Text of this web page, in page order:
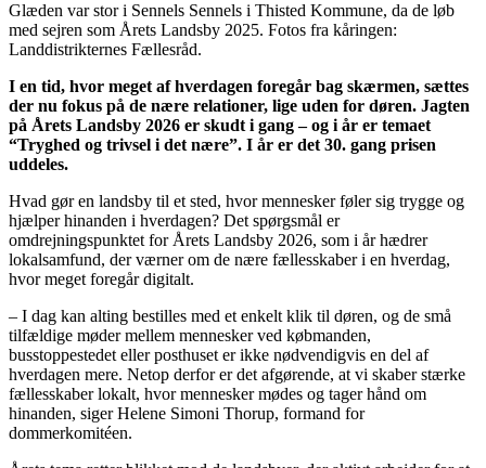
Glæden var stor i Sennels Sennels i Thisted Kommune, da de løb
med sejren som Årets Landsby 2025. Fotos fra kåringen:
Landdistrikternes Fællesråd.
I en tid, hvor meget af hverdagen foregår bag skærmen, sættes
der nu fokus på de nære relationer, lige uden for døren. Jagten
på Årets Landsby 2026 er skudt i gang – og i år er temaet
“Tryghed og trivsel i det nære”. I år er det 30. gang prisen
uddeles.
Hvad gør en landsby til et sted, hvor mennesker føler sig trygge og
hjælper hinanden i hverdagen? Det spørgsmål er
omdrejningspunktet for Årets Landsby 2026, som i år hædrer
lokalsamfund, der værner om de nære fællesskaber i en hverdag,
hvor meget foregår digitalt.
– I dag kan alting bestilles med et enkelt klik til døren, og de små
tilfældige møder mellem mennesker ved købmanden,
busstoppestedet eller posthuset er ikke nødvendigvis en del af
hverdagen mere. Netop derfor er det afgørende, at vi skaber stærke
fællesskaber lokalt, hvor mennesker mødes og tager hånd om
hinanden, siger Helene Simoni Thorup, formand for
dommerkomitéen.